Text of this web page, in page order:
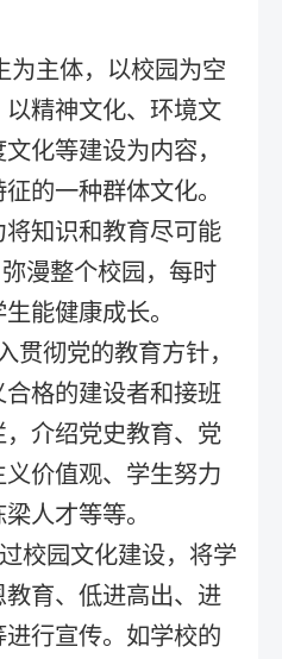
主体，以校园为空
精神文化、环境文
化等建设为内容，
的一种群体文化。
知识和教育尽可能
漫整个校园，每时
能健康成长。
贯彻党的教育方针，
格的建设者和接班
介绍党史教育、党
价值观、学生努力
人才等等。
校园文化建设，将学
育、低进高出、进
行宣传。如学校的